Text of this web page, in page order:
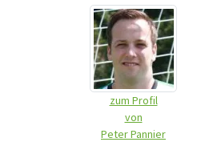
zum Profil
von
Peter Pannier